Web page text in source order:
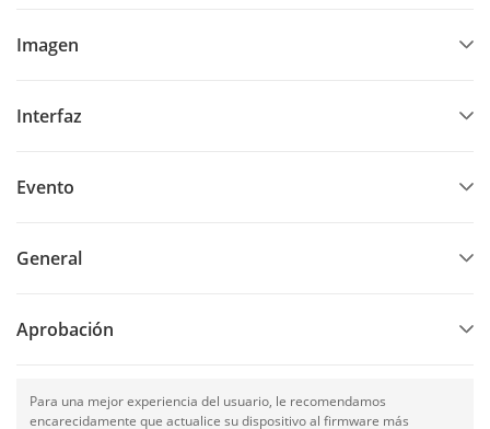
Imagen
Interfaz
Evento
General
Aprobación
Para una mejor experiencia del usuario, le recomendamos
encarecidamente que actualice su dispositivo al firmware más